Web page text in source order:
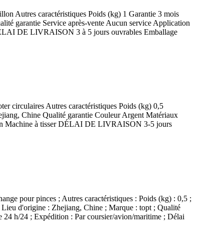
Autres caractéristiques Poids (kg) 1 Garantie 3 mois
garantie Service après-vente Aucun service Application
DE LIVRAISON 3 à 5 jours ouvrables Emballage
circulaires Autres caractéristiques Poids (kg) 0,5
Chine Qualité garantie Couleur Argent Matériaux
Machine à tisser DÉLAI DE LIVRAISON 3-5 jours
pour pinces ; Autres caractéristiques : Poids (kg) : 0,5 ;
d'origine : Zhejiang, Chine ; Marque : topt ; Qualité
h/24 ; Expédition : Par coursier/avion/maritime ; Délai